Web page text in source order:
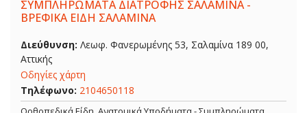
ΣΥΜΠΛΗΡΩΜΑΤΑ ΔΙΑΤΡΟΦΗΣ ΣΑΛΑΜΙΝΑ -
ΒΡΕΦΙΚΑ ΕΙΔΗ ΣΑΛΑΜΙΝΑ
Διεύθυνση: Λεωφ. Φανερωμένης 53, Σαλαμίνα 189 00,
Αττικής
Οδηγίες χάρτη
Τηλέφωνο: 2104650118